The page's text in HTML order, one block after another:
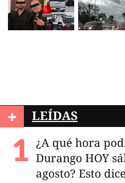
+ LEÍDAS
¿A qué hora
Durango HOY
agosto? Esto